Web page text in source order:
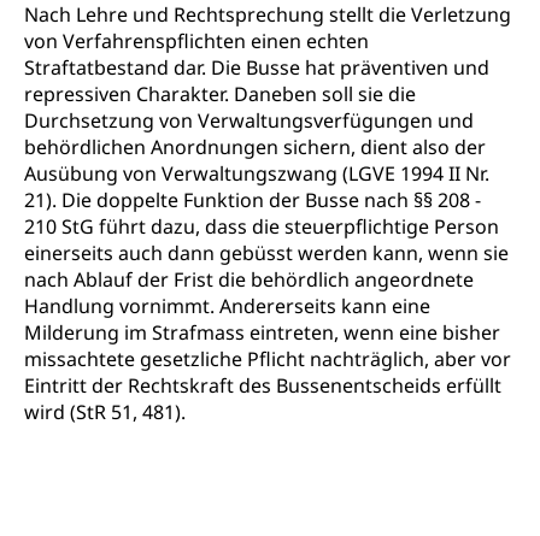
Nach Lehre und Rechtsprechung stellt die Verletzung
von Verfahrenspflichten einen echten
Straftatbestand dar. Die Busse hat präventiven und
repressiven Charakter. Daneben soll sie die
Durchsetzung von Verwaltungsverfügungen und
behördlichen Anordnungen sichern, dient also der
Ausübung von Verwaltungszwang (LGVE 1994 II Nr.
21). Die doppelte Funktion der Busse nach §§ 208 -
210 StG führt dazu, dass die steuerpflichtige Person
einerseits auch dann gebüsst werden kann, wenn sie
nach Ablauf der Frist die behördlich angeordnete
Handlung vornimmt. Andererseits kann eine
Milderung im Strafmass eintreten, wenn eine bisher
missachtete gesetzliche Pflicht nachträglich, aber vor
Eintritt der Rechtskraft des Bussenentscheids erfüllt
wird (StR 51, 481).
Berufsabschluss für Erwachsene
Erwachsenenmatura
Bildungsgutscheine Grundkompetenzen
Bildung & Berufsabschluss für Erwachsene
Fachperson Betreuung (verkürzte
Grundbildung)
Fachperson Gesundheit (verkürzte
Grundbildung)
Allgemeinbildung für Erwachsene
Berufsberatung (berufsberatung.ch)
Grundkompetenzen (einfach-besser.ch)
Berufliche Grundbildung
Lehre, Berufsfachschule, Lehrbetrieb, Lehrvertrag,
Berufsberatung, Qualifikationsverfahren,
Berufswahl & Berufsberatung, Schnupperlehre und
Lehrstellensuche, Berufsmaturität,
Brückenangebote, Zugewanderte & Arbeitsmarkt,
Fachstelle Berufsbildung
Schulen und Berufsbildungszentren
Integrationsvorlehre INVOL Zentralschweiz
Fremdsprachen in der Berufslehre –
MobiLingua
Informationen für Lernende und Gesetzliche
Hochschule Fachhochschule
Studium, Hochschulstudium, tertiäre Bildung
Campus Horw
Campus Horw (HSLU)
Mittelschulen
Gymnasium, Handelsmittelschule, Sekundarstufe II,